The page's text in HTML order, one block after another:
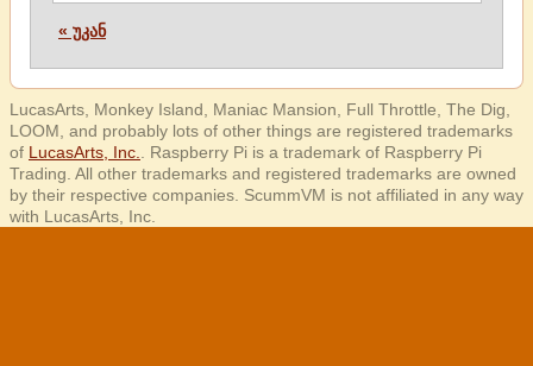
« უკან
LucasArts, Monkey Island, Maniac Mansion, Full Throttle, The Dig,
LOOM, and probably lots of other things are registered trademarks
of LucasArts, Inc.
. Raspberry Pi is a trademark of Raspberry Pi
Trading. All other trademarks and registered trademarks are owned
by their respective companies. ScummVM is not affiliated in any way
with LucasArts, Inc.